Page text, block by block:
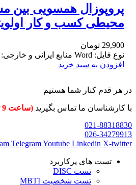
پروپوزال همسویی بین
محیطی کسب و کار
29,900 تومان
نوع فایل: Word منابع ایرانی و خارجی: دارد تعداد صفحات: 37
افزودن به سبد خرید
در هر قدم کنار شما هستیم
با کارشناسان ما تماس بگیرید (ساعت 9 تا 18)
021-88318830
026-34279913
TelegramYoutube Linkedin X-twitter
تست های پرکاربرد
تست DISC
تست شخصیت MBTI